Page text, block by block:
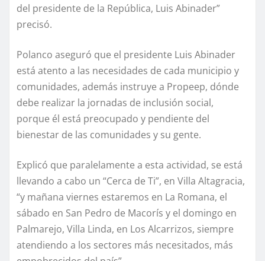
del presidente de la República, Luis Abinader”
precisó.
Polanco aseguró que el presidente Luis Abinader
está atento a las necesidades de cada municipio y
comunidades, además instruye a Propeep, dónde
debe realizar la jornadas de inclusión social,
porque él está preocupado y pendiente del
bienestar de las comunidades y su gente.
Explicó que paralelamente a esta actividad, se está
llevando a cabo un “Cerca de Ti”, en Villa Altagracia,
“y mañana viernes estaremos en La Romana, el
sábado en San Pedro de Macorís y el domingo en
Palmarejo, Villa Linda, en Los Alcarrizos, siempre
atendiendo a los sectores más necesitados, más